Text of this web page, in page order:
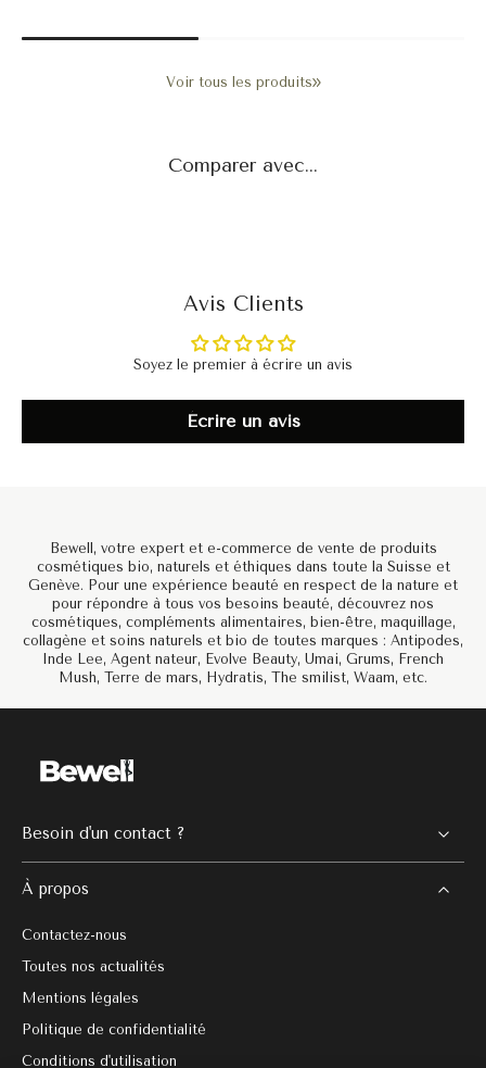
Voir tous les produits
Comparer avec...
Avis Clients
Soyez le premier à écrire un avis
Écrire un avis
Bewell, votre expert et e-commerce de vente de produits
cosmétiques bio, naturels et éthiques dans toute la Suisse et
Genève. Pour une expérience beauté en respect de la nature et
pour répondre à tous vos besoins beauté, découvrez nos
cosmétiques, compléments alimentaires, bien-être, maquillage,
collagène et soins naturels et bio de toutes marques : Antipodes,
Inde Lee, Agent nateur, Evolve Beauty, Umai, Grums, French
Mush, Terre de mars, Hydratis, The smilist, Waam, etc.
Besoin d'un contact ?
À propos
Contactez-nous
Toutes nos actualités
Mentions légales
Politique de confidentialité
Conditions d'utilisation